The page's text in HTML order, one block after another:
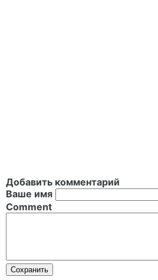
Добавить комментарий
Ваше имя
Comment